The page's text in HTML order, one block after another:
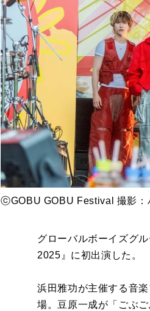
ⓒGOBU GOBU Festival 撮影：
グローバルボーイズグ
2025』に初出演した。
浜田雅功が主催する音
場。豆原一成が「ごぶ